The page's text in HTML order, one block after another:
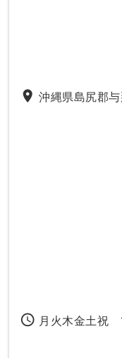
place 沖縄県島尻郡
access_time 月火木金土祝